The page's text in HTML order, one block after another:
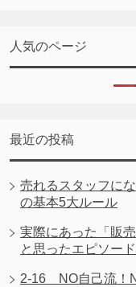
人気のページ
最近の投稿
売れるスタッフに
の基本5大ルール
実際にあった「販
と思ったエピソー
2-16 NO自己流！